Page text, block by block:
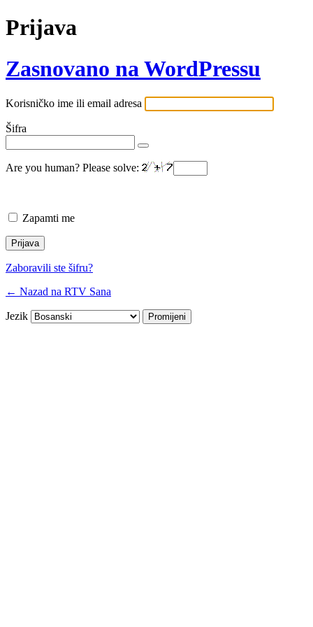
Prijava
Zasnovano na WordPressu
Korisničko ime ili email adresa
Šifra
Are you human? Please solve:
Zapamti me
Zaboravili ste šifru?
← Nazad na RTV Sana
Jezik